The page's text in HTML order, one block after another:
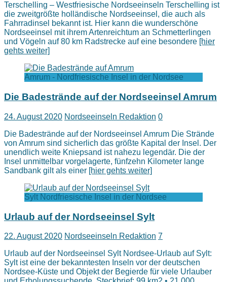
Terschelling – Westfriesische Nordseeinseln Terschelling ist
die zweitgrößte holländische Nordseeinsel, die auch als
Fahrradinsel bekannt ist. Hier kann die wunderschöne
Nordseeinsel mit ihrem Artenreichtum an Schmetterlingen
und Vögeln auf 80 km Radstrecke auf eine besondere [hier
gehts weiter]
Amrum - Nordfriesische Insel in der Nordsee
Die Badestrände auf der Nordseeinsel Amrum
24. August 2020 Nordseeinseln Redaktion 0
Die Badestrände auf der Nordseeinsel Amrum Die Strände
von Amrum sind sicherlich das größte Kapital der Insel. Der
unendlich weite Kniepsand ist nahezu legendär. Die der
Insel unmittelbar vorgelagerte, fünfzehn Kilometer lange
Sandbank gilt als einer [hier gehts weiter]
Sylt Nordfriesische Insel in der Nordsee
Urlaub auf der Nordseeinsel Sylt
22. August 2020 Nordseeinseln Redaktion 7
Urlaub auf der Nordseeinsel Sylt Nordsee-Urlaub auf Sylt:
Sylt ist eine der bekanntesten Inseln vor der deutschen
Nordsee-Küste und Objekt der Begierde für viele Urlauber